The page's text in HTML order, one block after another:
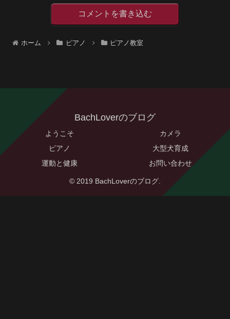
コメントを書き込む
ホーム ピアノ ピアノ教室
BachLoverのブログ
ようこそ
カメラ
ピアノ
大型犬育成
運動と健康
お問い合わせ
© 2019 BachLoverのブログ.